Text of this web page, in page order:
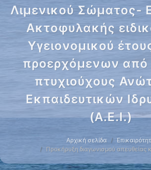
Λιμενικού Σώματος-
Ακτοφυλακής
Υγειονομικού
προερχόμενων από
πτυχιούχους
Εκπαιδευτικών
(Α.Ε.Ι.)
Αρχική σελίδα
Προκήρυξη διαγωνισμού απευθείας